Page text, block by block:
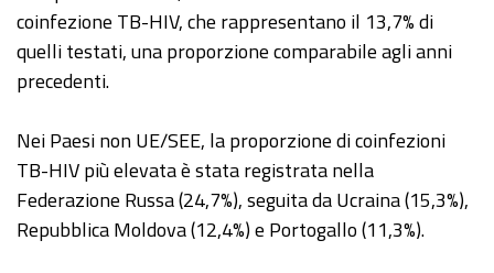
coinfezione TB-HIV, che rappresentano il 13,7% di
quelli testati, una proporzione comparabile agli anni
precedenti.
Nei Paesi non UE/SEE, la proporzione di coinfezioni
TB-HIV più elevata è stata registrata nella
Federazione Russa (24,7%), seguita da Ucraina (15,3%),
Repubblica Moldova (12,4%) e Portogallo (11,3%).